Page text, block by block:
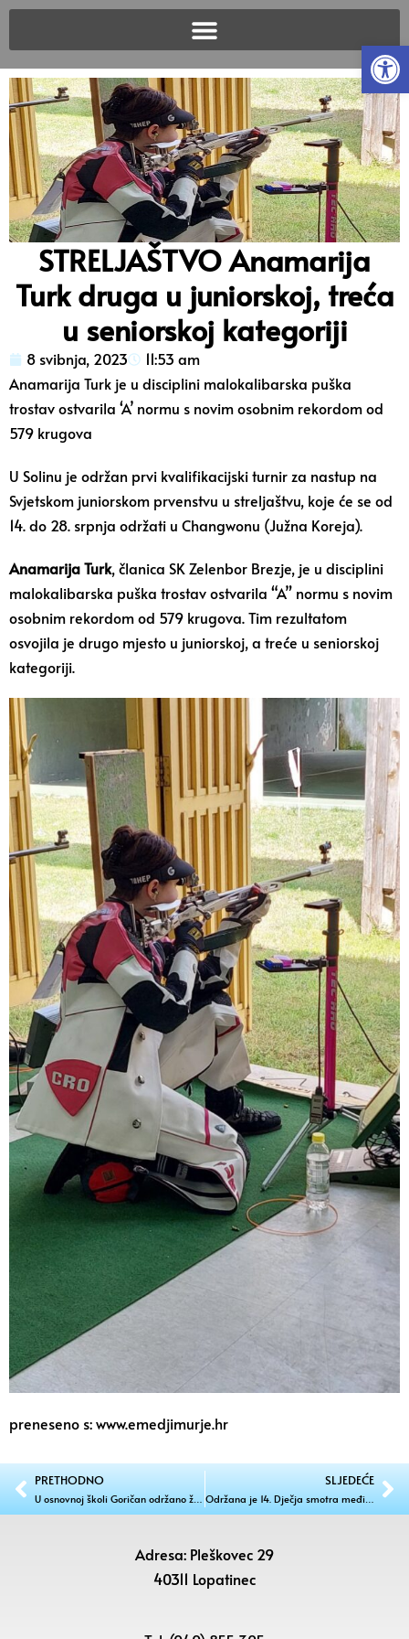
STRELJAŠTVO Anamarija
Turk druga u juniorskoj, treća
u seniorskoj kategoriji
8 svibnja, 2023
11:53 am
Anamarija Turk je u disciplini malokalibarska puška
trostav ostvarila ‘A’ normu s novim osobnim rekordom od
579 krugova
U Solinu je održan prvi kvalifikacijski turnir za nastup na
Svjetskom juniorskom prvenstvu u streljaštvu, koje će se od
14. do 28. srpnja održati u Changwonu (Južna Koreja).
Anamarija Turk, članica SK Zelenbor Brezje, je u disciplini
malokalibarska puška trostav ostvarila “A” normu s novim
osobnim rekordom od 579 krugova. Tim rezultatom
osvojila je drugo mjesto u juniorskoj, a treće u seniorskoj
kategoriji.
preneseno s: www.emedjimurje.hr
PRETHODNO SLJEDEĆE
Održana je 14. Dječja smotra međimurskih popevki
Adresa: Pleškovec 29
40311 Lopatinec